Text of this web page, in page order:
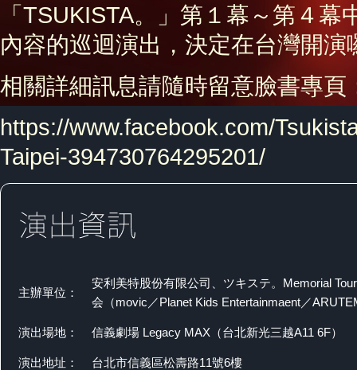
「TSUKISTA。」第１幕～第４
內容的巡迴演出，決定在台灣開演
相關詳細訊息請隨時留意臉書專頁
https://www.facebook.com/
Taipei-394730764295201/
主辦單位：
安利美特股份有限公司、ツキステ。Memorial
会（movic／Planet Kids Entertainmaent／
演出場地： 信義劇場 Legacy MAX（台北新光三越A11 6F）
演出地址： 台北市信義區松壽路11號6樓